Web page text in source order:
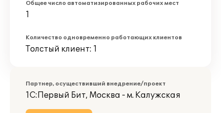
Общее число автоматизированных рабочих мест
1
Количество одновременно работающих клиентов
Толстый клиент: 1
Партнер, осуществивший внедрение/проект
1С:Первый Бит, Москва - м. Калужская